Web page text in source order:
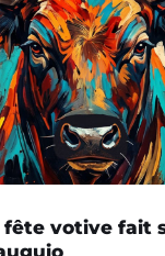
fête votive fait